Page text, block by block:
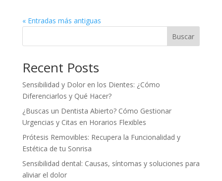
« Entradas más antiguas
Buscar
Recent Posts
Sensibilidad y Dolor en los Dientes: ¿Cómo
Diferenciarlos y Qué Hacer?
¿Buscas un Dentista Abierto? Cómo Gestionar
Urgencias y Citas en Horarios Flexibles
Prótesis Removibles: Recupera la Funcionalidad y
Estética de tu Sonrisa
Sensibilidad dental: Causas, síntomas y soluciones para
aliviar el dolor